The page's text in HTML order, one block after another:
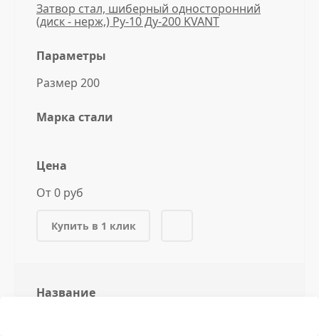
Затвор стал, шиберный односторонний
(диск - нерж,) Ру-10 Ду-200 KVANT
Параметры
Размер 200
Марка стали
Цена
От 0 руб
Купить в 1 клик
Название